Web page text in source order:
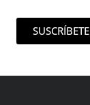
SUSCRÍBETE